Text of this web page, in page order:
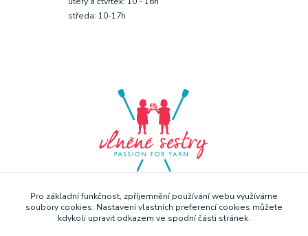
středa: 10-17h
Pro základní funkčnost, zpříjemnění používání webu využíváme
soubory cookies. Nastavení vlastních preferencí cookies můžete
kdykoli upravit odkazem ve spodní části stránek.